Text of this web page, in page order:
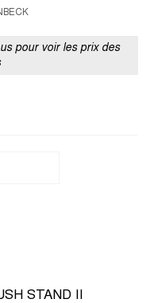
pour voir les prix des
STAND II